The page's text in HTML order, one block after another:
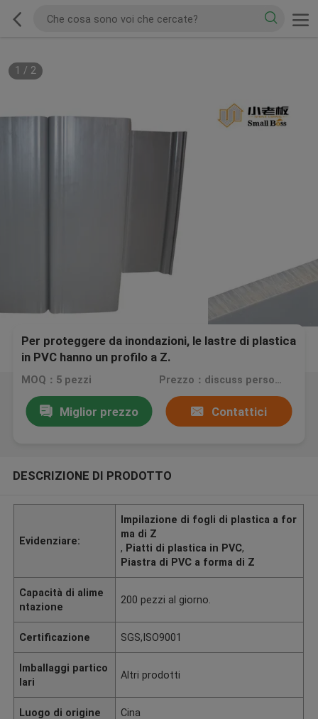
1 / 2
Per proteggere da inondazioni, le lastre di plastica
in PVC hanno un profilo a Z.
MOQ：5 pezzi Prezzo：discuss personally
Miglior prezzo Contattici
DESCRIZIONE DI PRODOTTO
Evidenziare:
Impilazione di fogli di plastica a for
ma di Z
, Piatti di plastica in PVC,
Piastra di PVC a forma di Z
Capacità di alime
ntazione
200 pezzi al giorno.
Certificazione SGS,ISO9001
Imballaggi partico
lari
Altri prodotti
Luogo di origine Cina